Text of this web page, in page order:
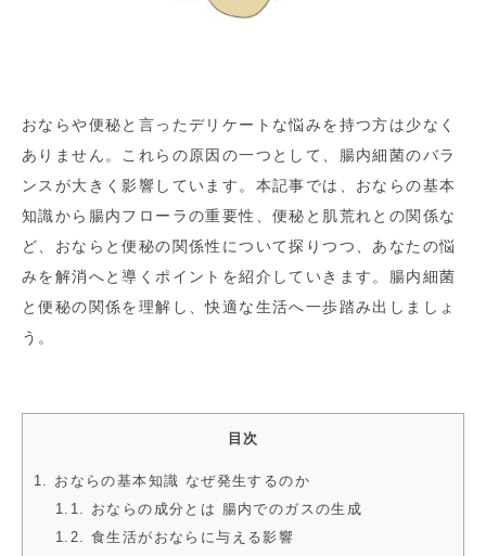
おならや便秘と言ったデリケートな悩みを持つ方は少なく
ありません。これらの原因の一つとして、腸内細菌のバラ
ンスが大きく影響しています。本記事では、おならの基本
知識から腸内フローラの重要性、便秘と肌荒れとの関係な
ど、おならと便秘の関係性について探りつつ、あなたの悩
みを解消へと導くポイントを紹介していきます。腸内細菌
と便秘の関係を理解し、快適な生活へ一歩踏み出しましょ
う。
目次
1. おならの基本知識 なぜ発生するのか
1.1. おならの成分とは 腸内でのガスの生成
1.2. 食生活がおならに与える影響